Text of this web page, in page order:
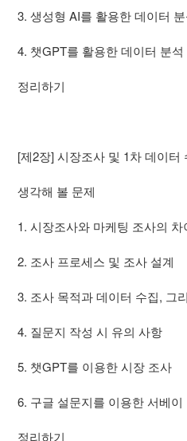
3. 생성형 AI를 활용한 데이터 분
4. 챗GPT를 활용한 데이터 분석
정리하기
[제2장] 시장조사 및 1차 데이터
생각해 볼 문제
1. 시장조사와 마케팅 조사의 차
2. 조사 프로세스 및 조사 설계
3. 조사 목적과 데이터 수집, 그
4. 질문지 작성 시 유의 사항
5. 챗GPT를 이용한 시장 조사
6. 구글 설문지를 이용한 서베이
정리하기